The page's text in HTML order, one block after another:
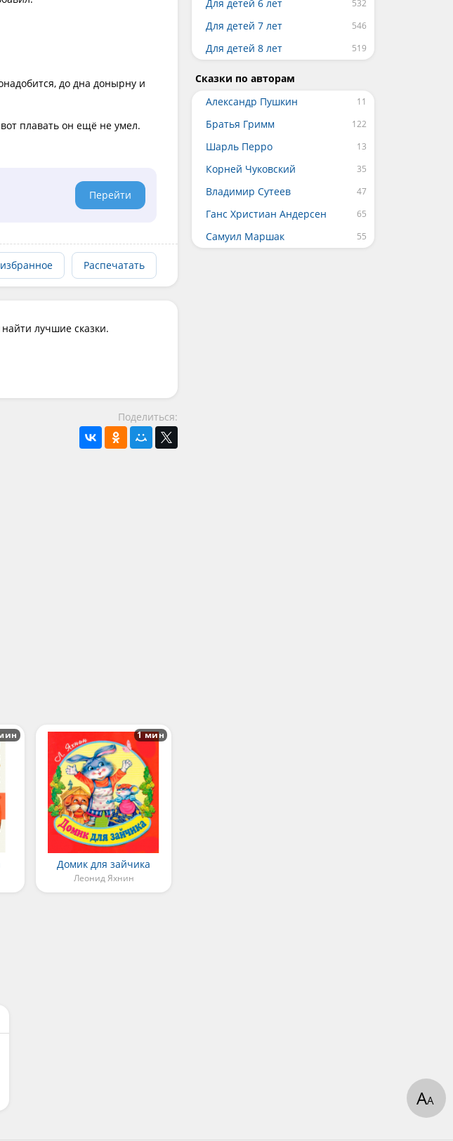
до дна донырну и
плавать он ещё не умел.
Перейти
Распечатать
лучшие сказки.
Поделиться:
Домик для зайчика
Леонид Яхнин
1 мин
Для детей 6 лет
Для детей 7 лет
Для детей 8 лет
Сказки по авторам
Александр Пушкин
Братья Гримм
Шарль Перро
Корней Чуковский
Владимир Сутеев
Ганс Христиан Андерсен
Самуил Маршак
АА